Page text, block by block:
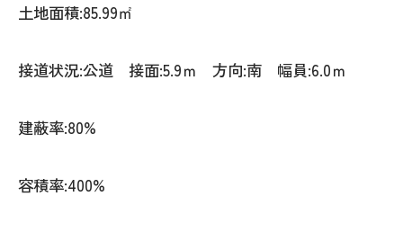
土地面積:85.99㎡
接道状況:公道 接面:5.9ｍ 方向:南 幅員:6.0ｍ
建蔽率:80%
容積率:400%